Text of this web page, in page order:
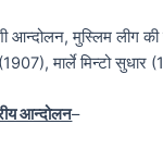
आन्दोलन, मुस्लिम लीग
मार्ले मिन्टो सुधार
आन्दोलन–